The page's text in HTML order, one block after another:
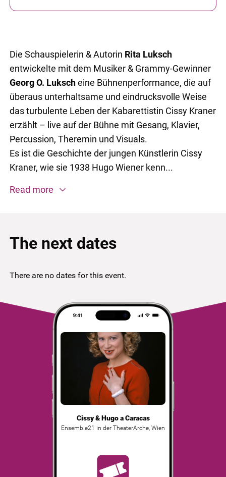
Die Schauspielerin & Autorin Rita Luksch
entwickelte mit dem Musiker & Grammy-Gewinner
Georg O. Lukscheine Bühnenperformance, die auf
überaus unterhaltsame und eindrucksvolle Weise
das turbulente Leben der Kabarettistin Cissy Kraner
erzählt – live auf der Bühne mit Gesang, Klavier,
Percussion, Theremin und Visuals.
Es ist die Geschichte der jungen Künstlerin Cissy
Kraner, wie sie 1938 Hugo Wiener kenn...
Read more
The next dates
There are no dates for this event.
Cissy & Hugo a Caracas
Ensemble21 in der TheaterArche, Wien